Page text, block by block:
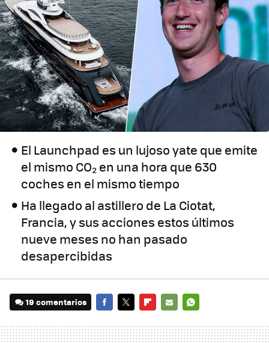
El Launchpad es un lujoso yate que emite
el mismo CO₂ en una hora que 630
coches en el mismo tiempo
Ha llegado al astillero de La Ciotat,
Francia, y sus acciones estos últimos
nueve meses no han pasado
desapercibidas
19 comentarios
MAIL